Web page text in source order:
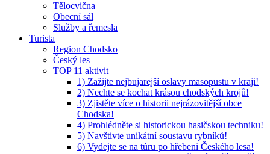
Tělocvična
Obecní sál
Služby a řemesla
Turista
Region Chodsko
Český les
TOP 11 aktivit
1) Zažijte nejbujarejší oslavy masopustu v kraji!
2) Nechte se kochat krásou chodských krojů!
3) Zjistěte více o historii nejrázovitější obce
Chodska!
4) Prohlédněte si historickou hasičskou techniku!
5) Navštivte unikátní soustavu rybníků!
6) Vydejte se na túru po hřebeni Českého lesa!